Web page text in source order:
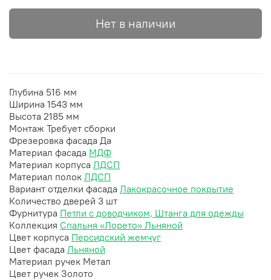
Нет в наличии
Глубина 516 мм
Ширина 1543 мм
Высота 2185 мм
Монтаж Требует сборки
Фрезеровка фасада Да
Материал фасада МДФ
Материал корпуса ЛДСП
Материал полок ЛДСП
Вариант отделки фасада Лакокрасочное покрытие
Количество дверей 3 шт
Фурнитура Петли с доводчиком, Штанга для одежды
Коллекция Спальня «Лорето» Льняной
Цвет корпуса Персидский жемчуг
Цвет фасада Льняной
Материал ручек Метал
Цвет ручек Золото